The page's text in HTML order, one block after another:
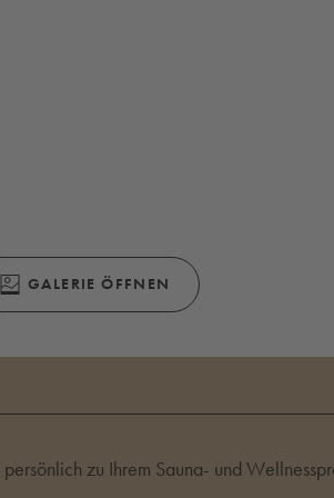
GALERIE ÖFFNEN
(ÖFFNET SICH IN EINEM MODALEN
zu Ihrem Sauna- und